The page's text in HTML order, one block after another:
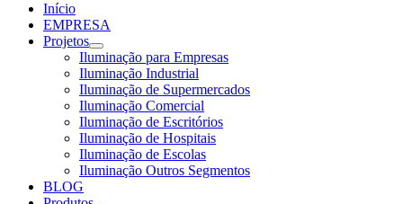
Início
EMPRESA
Projetos
Iluminação para Empresas
Iluminação Industrial
Iluminação de Supermercados
Iluminação Comercial
Iluminação de Escritórios
Iluminação de Hospitais
Iluminação de Escolas
Iluminação Outros Segmentos
BLOG